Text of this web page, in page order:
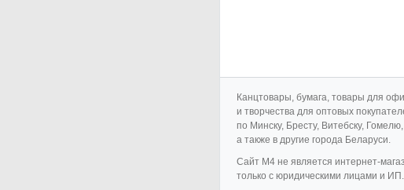
Канцтовары, бумага, товары для
и творчества для оптовых
по Минску, Бресту, Витебску,
а также в другие города Беларуси.
Cайт M4 не является интернет-
только с юридическими лицами и ИП.